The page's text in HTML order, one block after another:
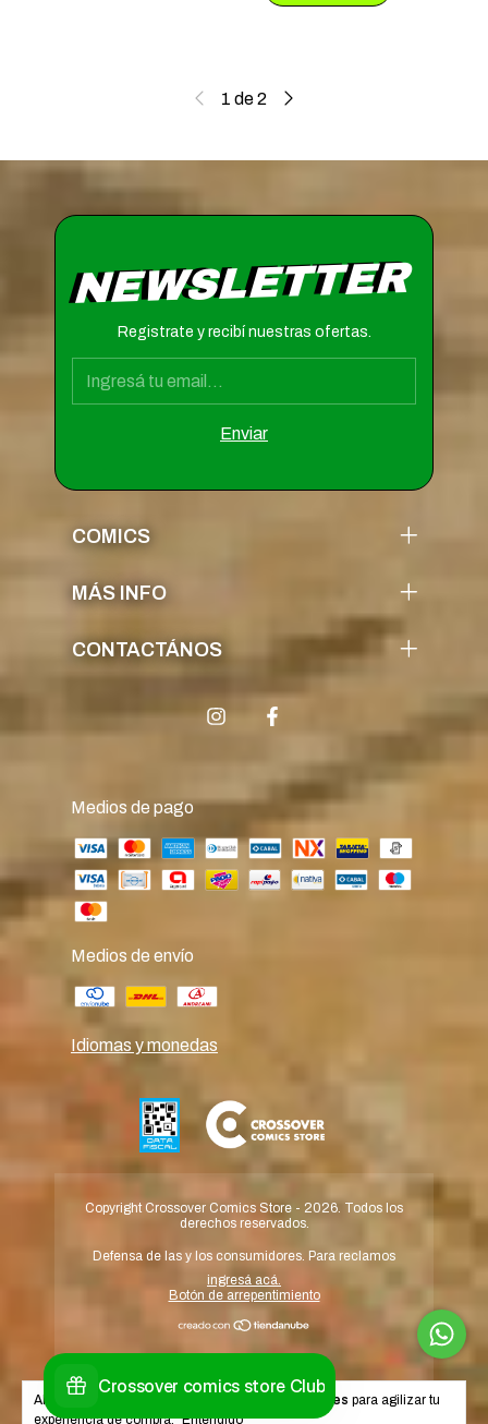
Al navegar por este sitio aceptás el uso de cookies para agilizar tu
experiencia de compra. Entendido
1 de2
NEWSLETTER
Registrate y recibí nuestras ofertas.
COMICS
MÁS INFO
CONTACTÁNOS
Medios de pago
Medios de envío
Idiomas y monedas
Copyright Crossover Comics Store - 2026. Todos los
derechos reservados.
Defensa de las y los consumidores. Para reclamos
ingresá acá.
Botón de arrepentimiento